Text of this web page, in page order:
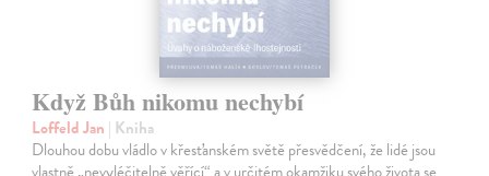
Když Bůh nikomu nechybí
Loffeld Jan | Kniha
Dlouhou dobu vládlo v křesťanském světě přesvědčení, že lidé jsou